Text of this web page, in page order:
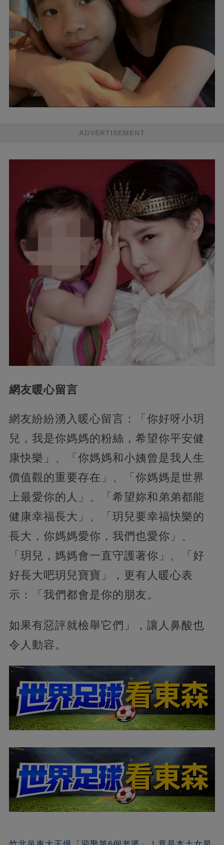
ADVERTISEMENT
網友暖心留言
網友紛紛湧入暖心留言：「你好呀小玥
兒，我是你媽媽的粉絲，希望你平安健
康快樂」、「你媽媽和小姨曾是我人生
價值觀的重要存在」、「你媽媽是世界
上最愛你的人」、「希望妳和弟弟都能
健康幸福長大」、「玥兒要幸福快樂的
長大，你媽媽愛你，我們也愛你」、
「玥兒，媽媽會一直守護著你」、「好
好長大吧玥兒寶寶」，更有人暖心表
示：「我們都會是你的朋友。
如果有惡評就檢舉它們」，讓人鼻酸也
令人動容。